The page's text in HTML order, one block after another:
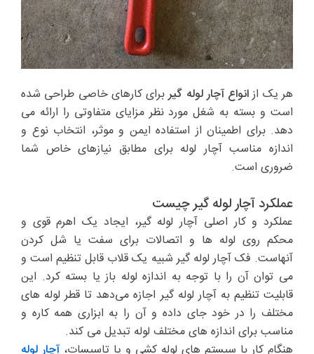
هر یک ازانواع آچار لوله گیربرای کارهای خاصی طراحی شده
است و بسته به شغل مورد نظر مزایای متفاوتی را ارائه می
دهد. برای اطمینان از استفاده ایمن و موثر، انتخاب نوع و
اندازه مناسب آچار لوله برای مطابق نیازهای خاص شما
ضروری است.
عملکرد آچار لوله گیر چیست
عملکرد و کار اصلی آچار لوله گیر، ایجاد یک اهرم قوی و
محکم روی لوله ها و اتصالات برای سفت یا شل کردن
آنهاست. فک آچار لوله گیر شبیه یک قلاب قابل تنظیم است و
می توان آن را با توجه به اندازه لوله باز یا بسته کرد. این
قابلیت تنظیم به آچار لوله گیر اجازه می‌دهد تا قطر لوله های
مختلف را در خود جای داده و آن را به ابزاری همه کاره و
مناسب برای اندازه های مختلف لوله تبدیل می کند.
هنگام کار با سیستم های لوله کشی و یا تاسیسات، آچار لوله